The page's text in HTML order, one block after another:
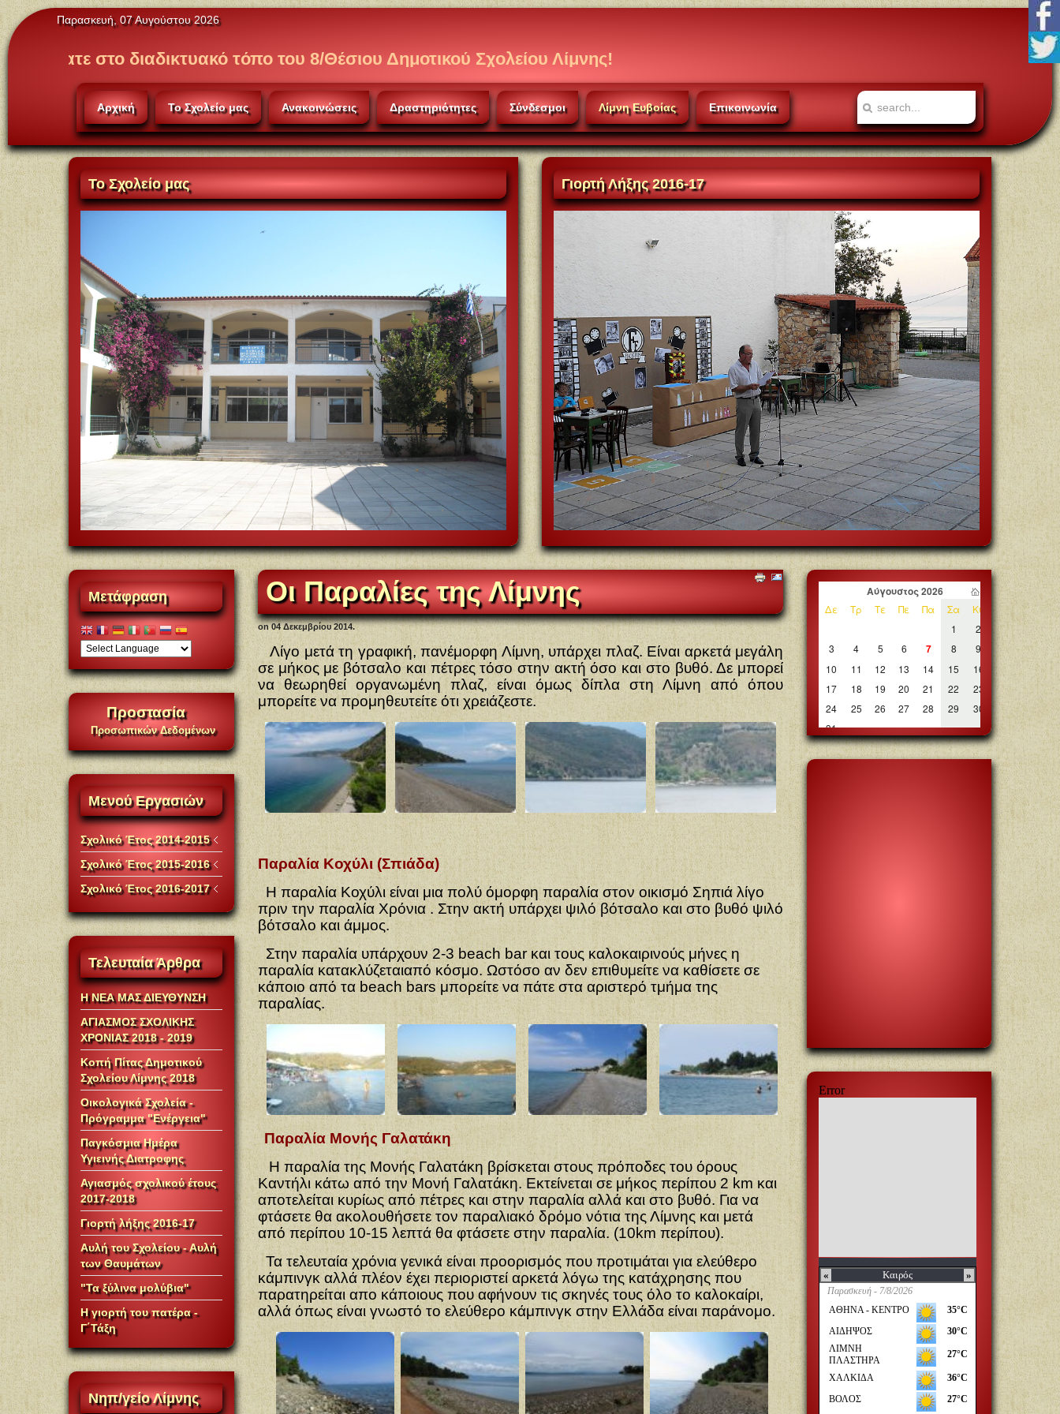
Παρασκευή, 07 Αυγούστου 2026
διαδικτυακό τόπο του 8/Θέσιου Δημοτικού Σχολείου Λίμνης!
Αρχική Το Σχολείο μας Ανακοινώσεις Δραστηριότητες Σύνδεσμοι Λίμνη Ευβοίας Επικοινωνία
ΤοΣχολείο μας ΓιορτήΛήξης 2016-17
Οι Παραλίες της Λίμνης
on04 Δεκεμβρίου 2014.
Λίγο μετά τη γραφική, πανέμορφη Λίμνη, υπάρχει πλαζ. Είναι αρκετά μεγάλη
σε μήκοςμε βότσαλο και πέτρες τόσο στην ακτή όσο και στο βυθό. Δε μπορεί
να θεωρηθεί οργανωμένη πλαζ, είναι όμως δίπλα στη Λίμνη από όπου
μπορείτε να προμηθευτείτε ότι χρειάζεστε.
Παραλία Κοχύλι (Σπιάδα)
Η παραλία Kοχύλι είναι μια πολύ όμορφη παραλία στον οικισμό Σηπιά λίγο
πριν την παραλία Χρόνια . Στην ακτή υπάρχει ψιλό βότσαλο και στο βυθό ψιλό
βότσαλο και άμμος.
Στην παραλία υπάρχουν 2-3 beach bar και τους καλοκαιρινούς μήνες η
παραλία κατακλύζεταιαπό κόσμο. Ωστόσο αν δεν επιθυμείτε να καθίσετε σε
κάποιο από τα beach bars μπορείτε να πάτε στα αριστερό τμήμα της
παραλίας.
Παραλία Μονής Γαλατάκη
Η παραλία της Μονής Γαλατάκη βρίσκεται στους πρόποδες του όρους
Καντήλι κάτω από τηνΜονή Γαλατάκη. Εκτείνεται σε μήκος περίπου 2 km και
αποτελείται κυρίως από πέτρες και στην παραλία αλλά και στο βυθό. Για να
φτάσετε θα ακολουθήσετε τον παραλιακό δρόμο νότια της Λίμνης και μετά
από περίπου 10-15 λεπτά θα φτάσετε στην παραλία. (10km περίπου).
Τα τελευταία χρόνια γενικά είναι προορισμός που προτιμάται για ελεύθερο
κάμπινγκ αλλά πλέον έχει περιοριστεί αρκετά λόγω της κατάχρησης που
παρατηρείται απο κάποιους που αφήνουν τις σκηνές τους όλο το καλοκαίρι,
αλλά όπως είναι γνωστό το ελεύθερο κάμπινγκ στην Ελλάδα είναι παράνομο.
Μετάφραση
Προστασία
Προσωπικών Δεδομένων
ΜενούΕργασιών
Σχολικό Έτος 2014-2015
Σχολικό Έτος 2015-2016
Σχολικό Έτος 2016-2017
ΤελευταίαΆρθρα
Η ΝΕΑ ΜΑΣ ΔΙΕΥΘΥΝΣΗ
ΑΓΙΑΣΜΟΣ ΣΧΟΛΙΚΗΣ
ΧΡΟΝΙΑΣ 2018 - 2019
Κοπή Πίτας Δημοτικού
Σχολείου Λίμνης 2018
Οικολογικά Σχολεία -
Πρόγραμμα "Ενέργεια"
Παγκόσμια Ημέρα
Υγιεινής Διατροφης
Αγιασμός σχολικού έτους
2017-2018
Γιορτή λήξης 2016-17
Αυλή του Σχολείου - Αυλή
των Θαυμάτων
"Τα ξύλινα μολύβια"
Η γιορτή του πατέρα -
Γ΄Τάξη
Νηπ/γείοΛίμνης